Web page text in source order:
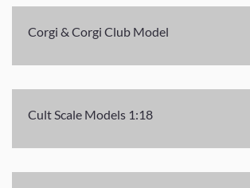
Corgi & Corgi Club Model
Cult Scale Models 1:18